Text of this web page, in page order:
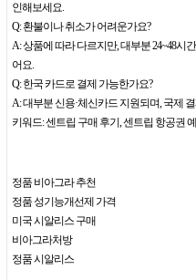
인해보세요.
Q: 환불이나 취소가 어려운가요?
A: 상품에 따라 다르지만, 대부분 24~48시
어요.
Q: 한국 카드로 결제 가능한가요?
A: 대부분 신용·체신카드 지원되며, 국제
키워드: 센트립 구매 후기, 센트립 항공권
정품 비아그라 추천
정품 성기능개선제 가격
미국 시알리스 구매
비아그라처방
정품 시알리스